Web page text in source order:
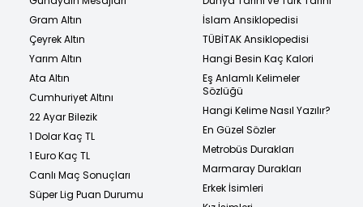
Gram Altın
Çeyrek Altın
Yarım Altın
Ata Altın
Cumhuriyet Altını
22 Ayar Bilezik
1 Dolar Kaç TL
1 Euro Kaç TL
Canlı Maç Sonuçları
Süper Lig Puan Durumu
İslam Ansiklopedisi
TÜBİTAK Ansiklopedisi
Hangi Besin Kaç Kalori
Eş Anlamlı Kelimeler
Sözlüğü
Hangi Kelime Nasıl Yazılır?
En Güzel Sözler
Metrobüs Durakları
Marmaray Durakları
Erkek İsimleri